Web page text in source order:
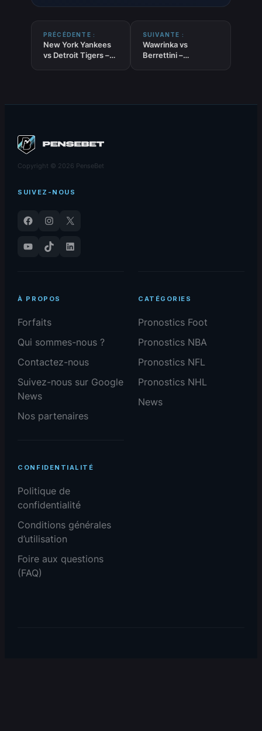
PRÉCÉDENTE :
New York Yankees
vs Detroit Tigers –
SUIVANTE :
Wawrinka vs
Berrettini –
Copyright © 2026 PenseBet
SUIVEZ-NOUS
Facebook Instagram
X
YouTube
TikTok LinkedIn
À PROPOS
Forfaits
Qui sommes-nous ?
Contactez-nous
Suivez-nous sur Google
News
Nos partenaires
CATÉGORIES
Pronostics Foot
Pronostics NBA
Pronostics NFL
Pronostics NHL
News
CONFIDENTIALITÉ
Politique de
confidentialité
Conditions générales
d’utilisation
Foire aux questions
(FAQ)